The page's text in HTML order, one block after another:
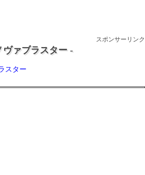
スポンサーリンク
ヴァブラスター -
スター